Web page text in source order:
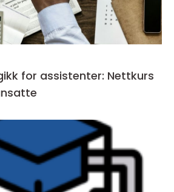
for assistenter: Nettkurs